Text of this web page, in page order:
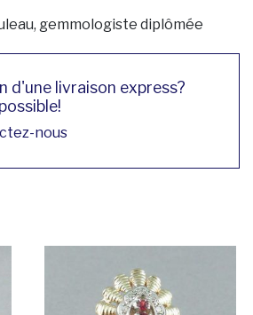
gemmologiste diplômée
d'une livraison express?
nous